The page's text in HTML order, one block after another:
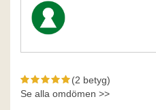
(2 betyg)
Se alla omdömen >>